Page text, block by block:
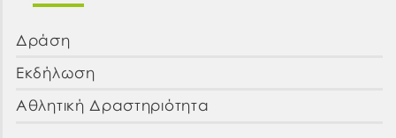
Δράση
Εκδήλωση
Αθλητική Δραστηριότητα